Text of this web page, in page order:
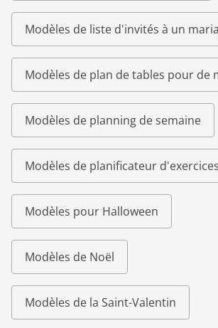
Modèles de liste d'invités à un
Modèles de plan de tables pour de
Modèles de planning de semaine
Modèles de planificateur d'exercices
Modèles pour Halloween
Modèles de Noël
Modèles de la Saint-Valentin